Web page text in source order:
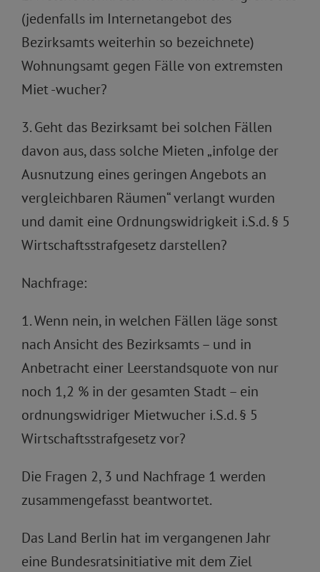
(jedenfalls im Internetangebot des
Bezirksamts weiterhin so bezeichnete)
Wohnungsamt gegen Fälle von extremsten
Miet -wucher?
3. Geht das Bezirksamt bei solchen Fällen
davon aus, dass solche Mieten „infolge der
Ausnutzung eines geringen Angebots an
vergleichbaren Räumen“ verlangt wurden
und damit eine Ordnungswidrigkeit i.S.d. § 5
Wirtschaftsstrafgesetz darstellen?
Nachfrage:
1. Wenn nein, in welchen Fällen läge sonst
nach Ansicht des Bezirksamts – und in
Anbetracht einer Leerstandsquote von nur
noch 1,2 % in der gesamten Stadt – ein
ordnungswidriger Mietwucher i.S.d. § 5
Wirtschaftsstrafgesetz vor?
Die Fragen 2, 3 und Nachfrage 1 werden
zusammengefasst beantwortet.
Das Land Berlin hat im vergangenen Jahr
eine Bundesratsinitiative mit dem Ziel